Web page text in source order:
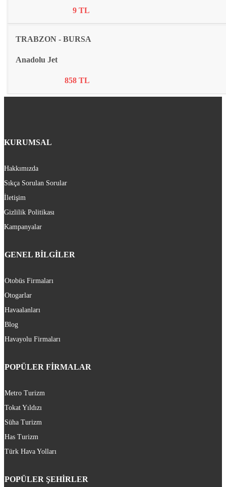
9 TL
TRABZON - BURSA
Anadolu Jet
858 TL
KURUMSAL
Hakkımızda
Sıkça Sorulan Sorular
İletişim
Gizlilik Politikası
Kampanyalar
GENEL BİLGİLER
Otobüs Firmaları
Otogarlar
Havaalanları
Blog
Havayolu Firmaları
POPÜLER FİRMALAR
Metro Turizm
Tokat Yıldızı
Süha Turizm
Has Turizm
Türk Hava Yolları
POPÜLER ŞEHİRLER